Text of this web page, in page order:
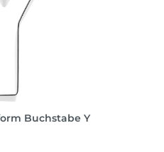
Buchstabe Y